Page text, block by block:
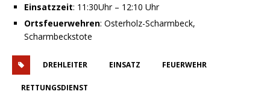
Einsatzzeit: 11:30Uhr – 12:10 Uhr
Ortsfeuerwehren: Osterholz-Scharmbeck,
Scharmbeckstote
DREHLEITER EINSATZ FEUERWEHR
RETTUNGSDIENST